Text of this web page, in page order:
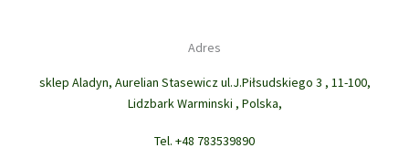
Adres
sklep Aladyn, Aurelian Stasewicz ul.J.Piłsudskiego 3 , 11-100,
Lidzbark Warminski , Polska,
Tel. +48 783539890